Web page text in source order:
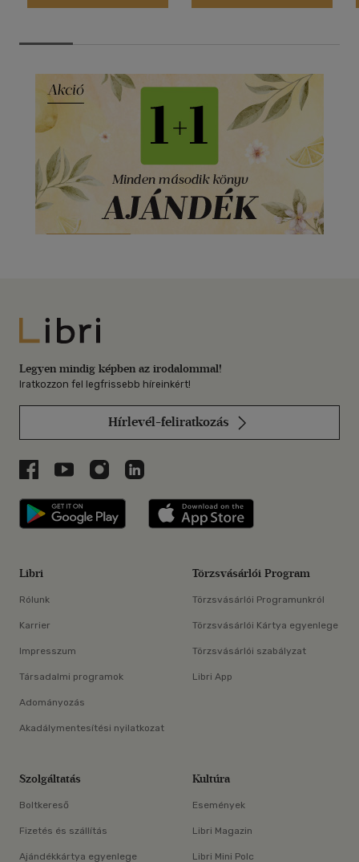
Libri
Legyen mindig képben az irodalommal!
Iratkozzon fel legfrissebb híreinkért!
Hírlevél-feliratkozás
Libri a Facebookon
Libri a Youtube-on
Libri az Instagramon
Libri a LinkedInen
Libri applikáció Szerezd meg: Google
Libri
Rólunk
Karrier
Impresszum
Társadalmi programok
Adományozás
Akadálymentesítési nyilatkozat
Törzsvásárlói Program
Törzsvásárlói Programunkról
Törzsvásárlói Kártya egyenlege
Törzsvásárlói szabályzat
Libri App
Szolgáltatás
Boltkereső
Fizetés és szállítás
Ajándékkártya egyenlege
Kultúra
Események
Libri Magazin
Libri Mini Polc